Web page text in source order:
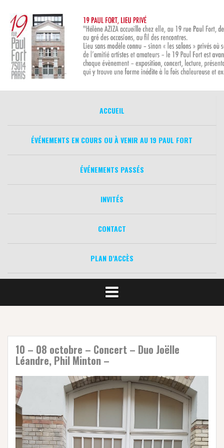
contenu
ACCUEIL
ÉVÉNEMENTS EN COURS OU À VENIR AU 19 PAUL FORT
ÉVÉNEMENTS PASSÉS
INVITÉS
CONTACT
PLAN D’ACCÈS
10 – 08 octobre – Concert – Duo Joëlle
Léandre, Phil Minton –